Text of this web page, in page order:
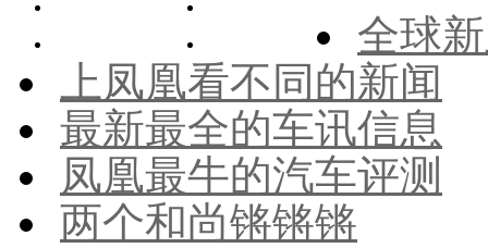
全球
上凤凰看不同的新闻
最新最全的车讯信息
凤凰最牛的汽车评测
两个和尚锵锵锵